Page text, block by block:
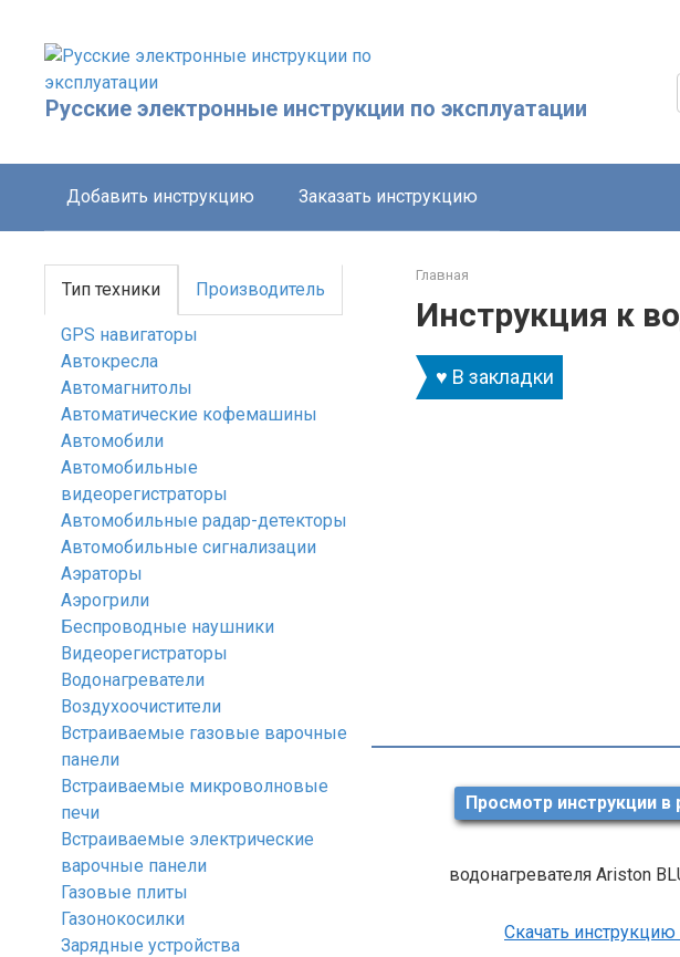
контенту
Русские электронные инструкции по эксплуатации
Добавить инструкцию Заказать инструкцию
Главная
Инструкция к
♥ В закладки
Просмотр инструкции в
водонагревателя Ariston
Скачать
Тип техники Производитель
GPS навигаторы
Автокресла
Автомагнитолы
Автоматические кофемашины
Автомобили
Автомобильные
видеорегистраторы
Автомобильные радар-детекторы
Автомобильные сигнализации
Аэраторы
Аэрогрили
Беспроводные наушники
Видеорегистраторы
Водонагреватели
Воздухоочистители
Встраиваемые газовые варочные
панели
Встраиваемые микроволновые
печи
Встраиваемые электрические
варочные панели
Газовые плиты
Газонокосилки
Зарядные устройства